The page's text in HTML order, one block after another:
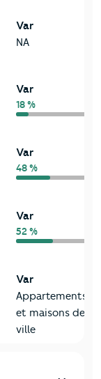
Var
NA
Var
18 %
Var
48 %
Var
52 %
Var
Appartements
et maisons de
ville